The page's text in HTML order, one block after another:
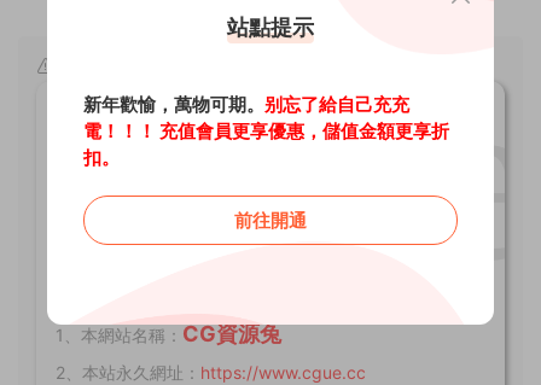
zbrush2024介紹 - CG資源兔
原文鏈接：
https://www.cgue.cc/467.html，轉載請
1、本網站名稱： CG資源兔
2、本站永久網址： https://www.cgue.cc
站點提示
新年歡愉，萬物可期。 别忘了給自己充充
電！！！ 充值會員更享優惠，儲值金額更享折
扣。
前往開通